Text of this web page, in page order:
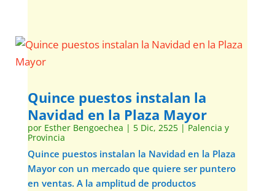
Quince puestos instalan la
Navidad en la Plaza Mayor
por Esther Bengoechea | 5 Dic, 2525| Palencia y
Provincia
Quince puestos instalan la Navidad en la Plaza
Mayor con un mercado que quiere ser puntero
en ventas. A la amplitud de productos